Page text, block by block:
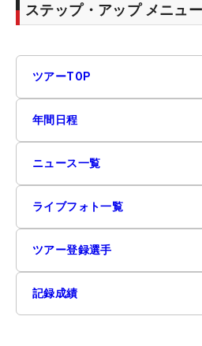
ステップ・アップ メニュー
ツアーTOP
年間日程
ニュース一覧
ライブフォト一覧
ツアー登録選手
記録成績